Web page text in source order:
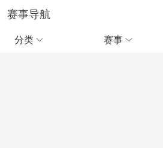
赛事导航
分类  赛事 